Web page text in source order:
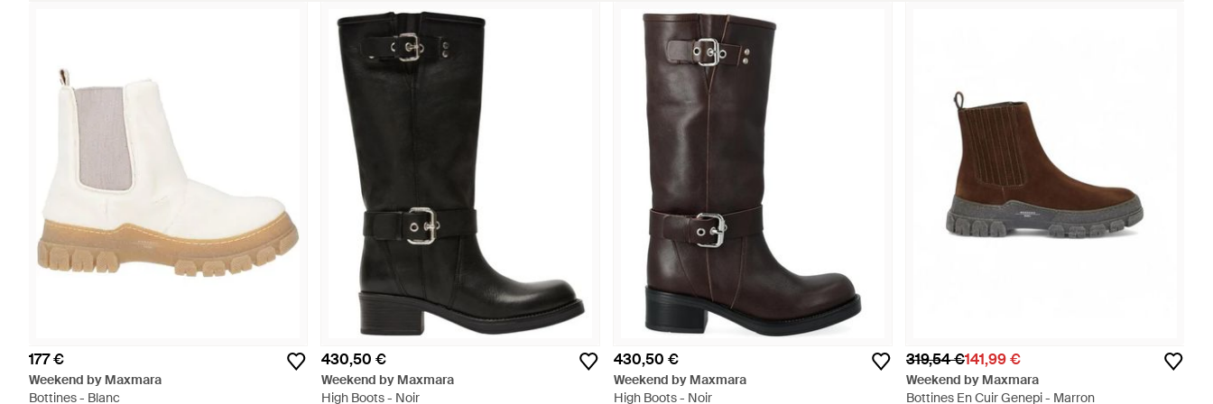
177 €
Weekend by Maxmara
Bottines - Blanc
430,50 €
Weekend by Maxmara
High Boots - Noir
430,50 €
Weekend by Maxmara
High Boots - Noir
319,54 €141,99 €
Weekend by Maxmara
Bottines En Cuir Genepi - Marron